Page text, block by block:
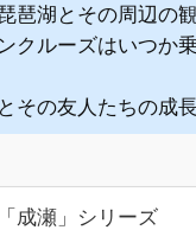
琶湖とその周辺の
クルーズはいつか
その友人たちの成
成瀬」シリーズ